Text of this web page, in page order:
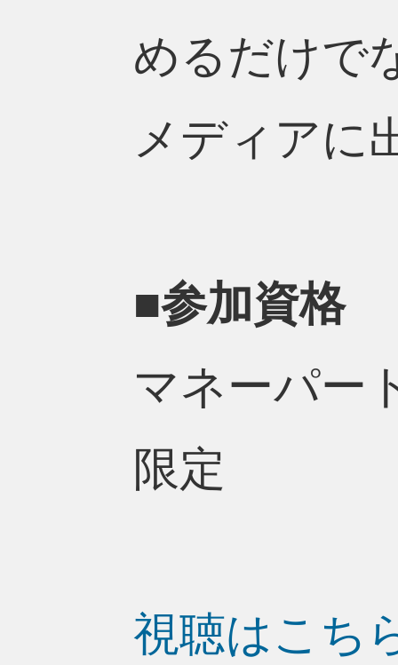
めるだけで
メディアに
■参加資格
マネーパー
限定
視聴はこち